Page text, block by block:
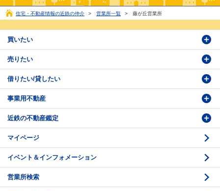
住宅・不動産情報の近鉄の仲介 > 営業所一覧 > 藤が丘営業所
買いたい
物件検索
物件番号検索
投資・事業用検索
購入のお問い合わせ
売りたい
価格査定依頼
売却相談
借りたい/貸したい
賃貸物件検索
学園前賃貸センター
賃貸借のお問い合わせ
事業用不動産
購入・売却の流れ
収益不動産の取扱
底地の資産性
相続と不動産
近鉄の不動産鑑定
時価評価支援
鑑定評価ご相談例
鑑定評価の流れ
マイページ
イベント＆インフォメーション
営業所検索